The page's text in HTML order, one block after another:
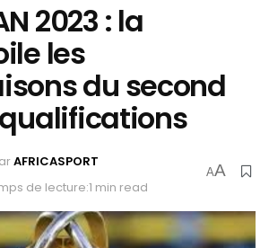
2023 : la
les
du second
AFRICASPORT
de lecture:1 min read
AA